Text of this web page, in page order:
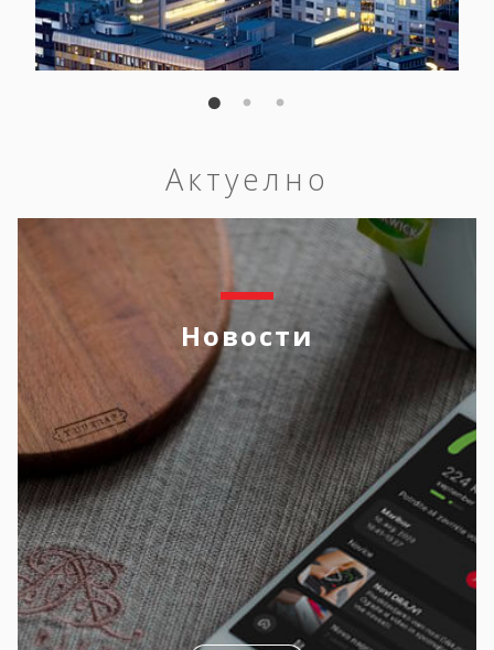
Актуелно
Новости